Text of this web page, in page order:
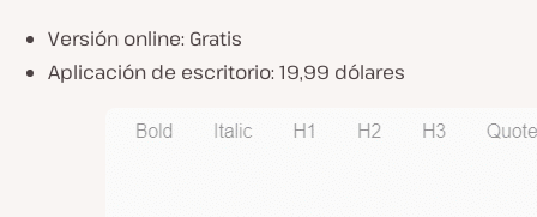
Versión online: Gratis
Aplicación de escritorio: 19,99 dólares